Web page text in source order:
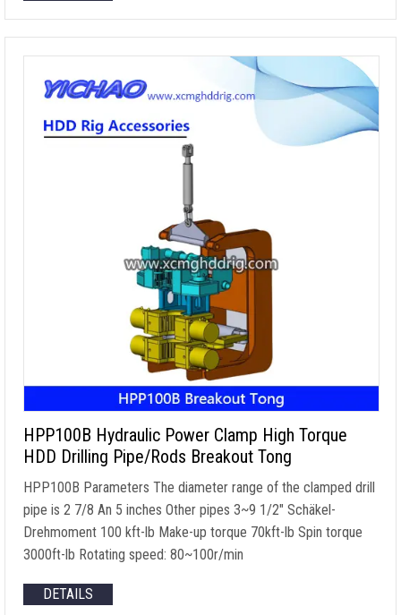
HPP100B Hydraulic Power Clamp High Torque
HDD Drilling Pipe/Rods Breakout Tong
HPP100B Parameters The diameter range of the clamped drill
pipe is 2 7/8 An 5 inches Other pipes 3~9 1/2″ Schäkel-
Drehmoment 100 kft-lb Make-up torque 70kft-lb Spin torque
3000ft-lb Rotating speed: 80~100r/min
DETAILS